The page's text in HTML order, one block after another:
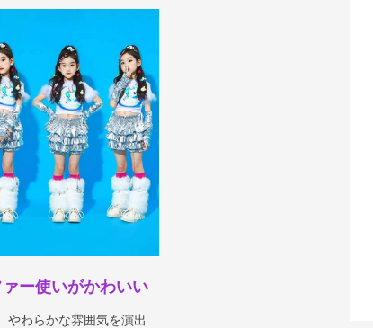
ー使いがかわいい
やわらかな雰囲気を演出